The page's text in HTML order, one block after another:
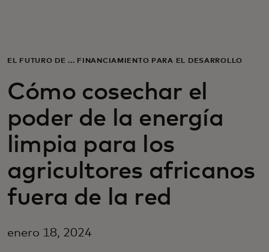
Para empresas
Para el mundo
Para innovadores
Noticias y tendencias
EL FUTURO DE ... FINANCIAMIENTO PARA EL DESARROLLO
Cómo cosechar el
poder de la energía
limpia para los
agricultores africanos
fuera de la red
enero 18, 2024